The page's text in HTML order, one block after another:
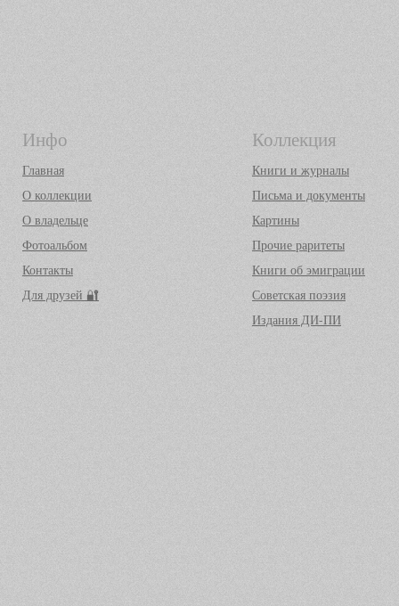
Инфо
Главная
О коллекции
О владельце
Фотоальбом
Контакты
Для друзей 🔐
Коллекция
Книги и журналы
Письма и документы
Картины
Прочие раритеты
Книги об эмиграции
Советская поэзия
Издания ДИ-ПИ